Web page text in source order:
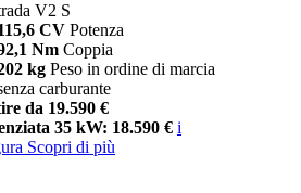
V2 S
CV Potenza
Nm Coppia
kg Peso in ordine di marcia
carburante
da 19.590 €
35 kW: 18.590 € i
Scopri di più